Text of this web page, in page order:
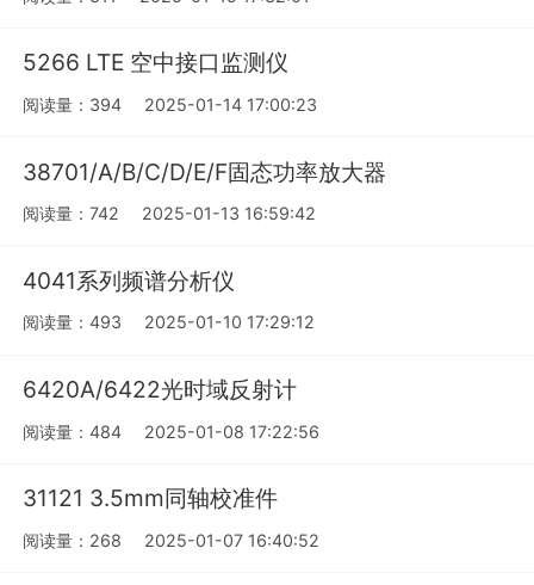
5266 LTE 空中接口监测仪
阅读量：394 2025-01-14 17:00:23
38701/A/B/C/D/E/F固态功率放大器
阅读量：742 2025-01-13 16:59:42
4041系列频谱分析仪
阅读量：493 2025-01-10 17:29:12
6420A/6422光时域反射计
阅读量：484 2025-01-08 17:22:56
31121 3.5mm同轴校准件
阅读量：268 2025-01-07 16:40:52